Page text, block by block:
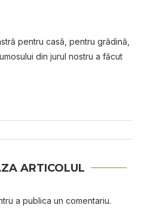
pentru casă, pentru grădină,
din jurul nostru a făcut
ARTICOLUL
a publica un comentariu.